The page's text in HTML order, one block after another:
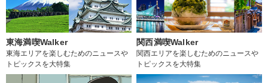
東海満喫Walker
東海エリアを楽しむためのニュースや
トピックスを大特集
関西満喫Walker
関西エリアを楽しむためのニュースや
トピックスを大特集